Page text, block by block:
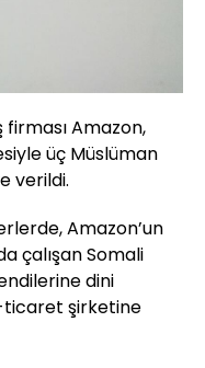
firması Amazon,
üç Müslüman
verildi.
Amazon’un
çalışan Somali
dini
ticaret şirketine